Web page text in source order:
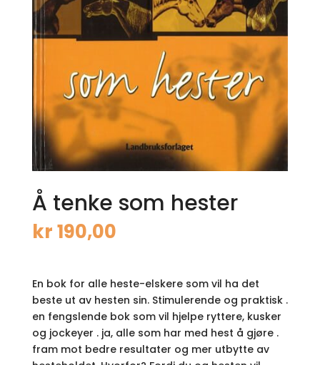
Å tenke som hester
kr190,00
En bok for alle heste-elskere som vil ha det
beste ut av hesten sin. Stimulerende og praktisk .
en fengslende bok som vil hjelpe ryttere, kusker
og jockeyer . ja, alle som har med hest å gjøre .
fram mot bedre resultater og mer utbytte av